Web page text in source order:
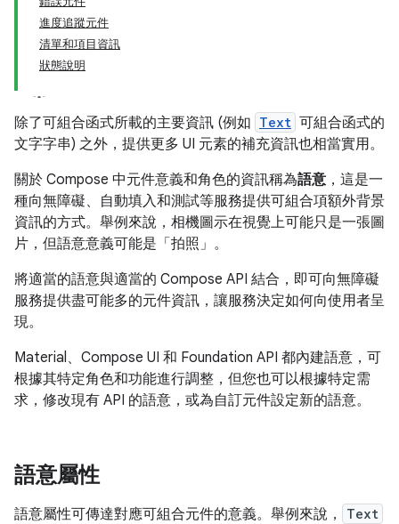
進度追蹤元件
清單和項目資訊
狀態說明
除了可組合函式所載的主要資訊 (例如 Text 可組合函式的
文字字串) 之外，提供更多 UI 元素的補充資訊也相當實用。
關於 Compose 中元件意義和角色的資訊稱為語意，這是一
種向無障礙、自動填入和測試等服務提供可組合項額外背景
資訊的方式。舉例來說，相機圖示在視覺上可能只是一張圖
片，但語意意義可能是「拍照」。
將適當的語意與適當的 Compose API 結合，即可向無障礙
服務提供盡可能多的元件資訊，讓服務決定如何向使用者呈
現。
Material、Compose UI 和 Foundation API 都內建語意，可
根據其特定角色和功能進行調整，但您也可以根據特定需
求，修改現有 API 的語意，或為自訂元件設定新的語意。
語意屬性
語意屬性可傳達對應可組合元件的意義。舉例來說， Text